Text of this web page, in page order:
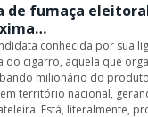
de fumaça
conhecida por sua
do cigarro, aquela que
milionário do
território nacional,
Está, literalmente,